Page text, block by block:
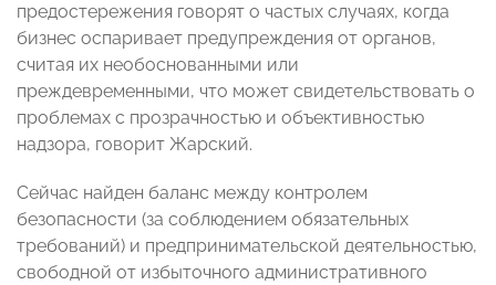
предостережения говорят о частых случаях, когда
бизнес оспаривает предупреждения от органов,
считая их необоснованными или
преждевременными, что может свидетельствовать о
проблемах с прозрачностью и объективностью
надзора, говорит Жарский.
Сейчас найден баланс между контролем
безопасности (за соблюдением обязательных
требований) и предпринимательской деятельностью,
свободной от избыточного административного